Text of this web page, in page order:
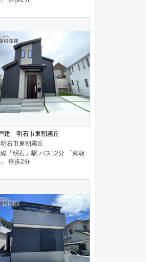
建 明石市東朝霧丘
石市東朝霧丘
「明石」駅 バス12分 「東朝
停歩2分